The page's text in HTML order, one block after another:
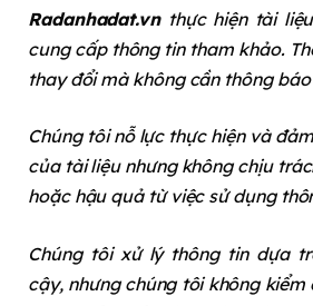
Radanhadat.vn thực hiện tài
cung cấp thông tin tham khảo.
thay đổi mà không cần thông
Chúng tôi nỗ lực thực hiện và
của tài liệu nhưng không chịu
hoặc hậu quả từ việc sử dụng
Chúng tôi xử lý thông tin dựa
cậy, nhưng chúng tôi không